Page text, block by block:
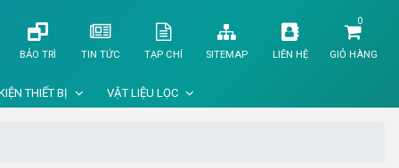
BẢO TRÌ TIN TỨC TẠP CHÍ SITEMAP LIÊN HỆ
0
GIỎ HÀNG
THIẾT BỊ VẬT LIỆU LỌC